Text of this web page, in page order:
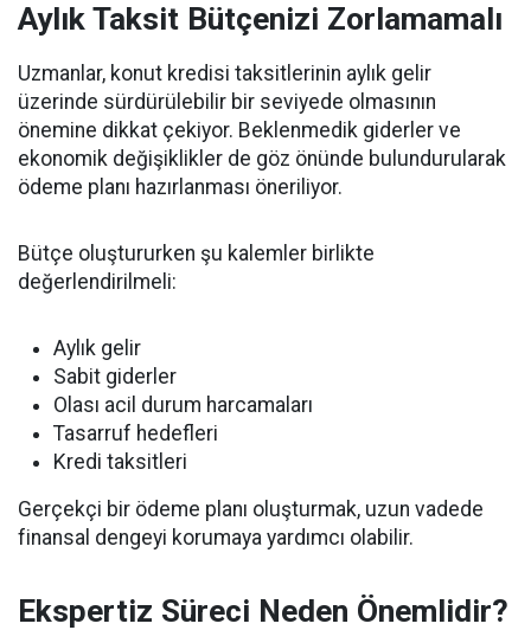
Aylık Taksit Bütçenizi Zorlamamalı
Uzmanlar, konut kredisi taksitlerinin aylık gelir
üzerinde sürdürülebilir bir seviyede olmasının
önemine dikkat çekiyor. Beklenmedik giderler ve
ekonomik değişiklikler de göz önünde bulundurularak
ödeme planı hazırlanması öneriliyor.
Bütçe oluştururken şu kalemler birlikte
değerlendirilmeli:
Aylık gelir
Sabit giderler
Olası acil durum harcamaları
Tasarruf hedefleri
Kredi taksitleri
Gerçekçi bir ödeme planı oluşturmak, uzun vadede
finansal dengeyi korumaya yardımcı olabilir.
Ekspertiz Süreci Neden Önemlidir?